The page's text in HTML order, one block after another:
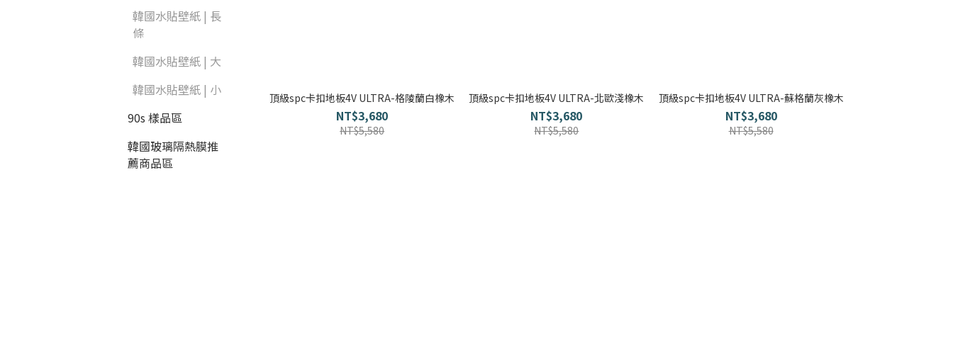
韓國水貼壁紙 | 長
條
韓國水貼壁紙 | 大
韓國水貼壁紙 | 小
90s 樣品區
韓國玻璃隔熱膜推
薦商品區
頂級spc卡扣地板4V ULTRA-格陵蘭白橡木
NT$3,680
NT$5,580
頂級spc卡扣地板4V ULTRA-北歐淺橡木
NT$3,680
NT$5,580
頂級spc卡扣地板4V ULTRA-蘇格蘭灰橡木
NT$3,680
NT$5,580